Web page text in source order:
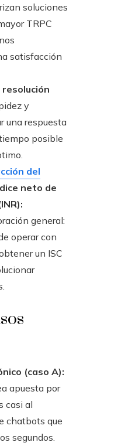
soluciones
TRPC
satisfacción
y
una respuesta
posible
del
neto de
general:
operar con
un ISC
(caso A):
apuesta por
casi al
chatbots que
segundos.